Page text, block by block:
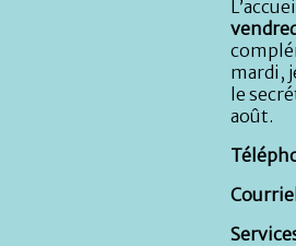
mardi,
le
août.